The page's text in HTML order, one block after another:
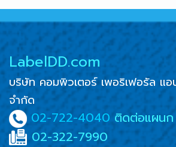
LabelDD.com
บริษัท คอมพิวเตอร์ เพอริเฟอรัล แ
จำกัด
02-722-4040ติดต่อแผนก
02-322-7990